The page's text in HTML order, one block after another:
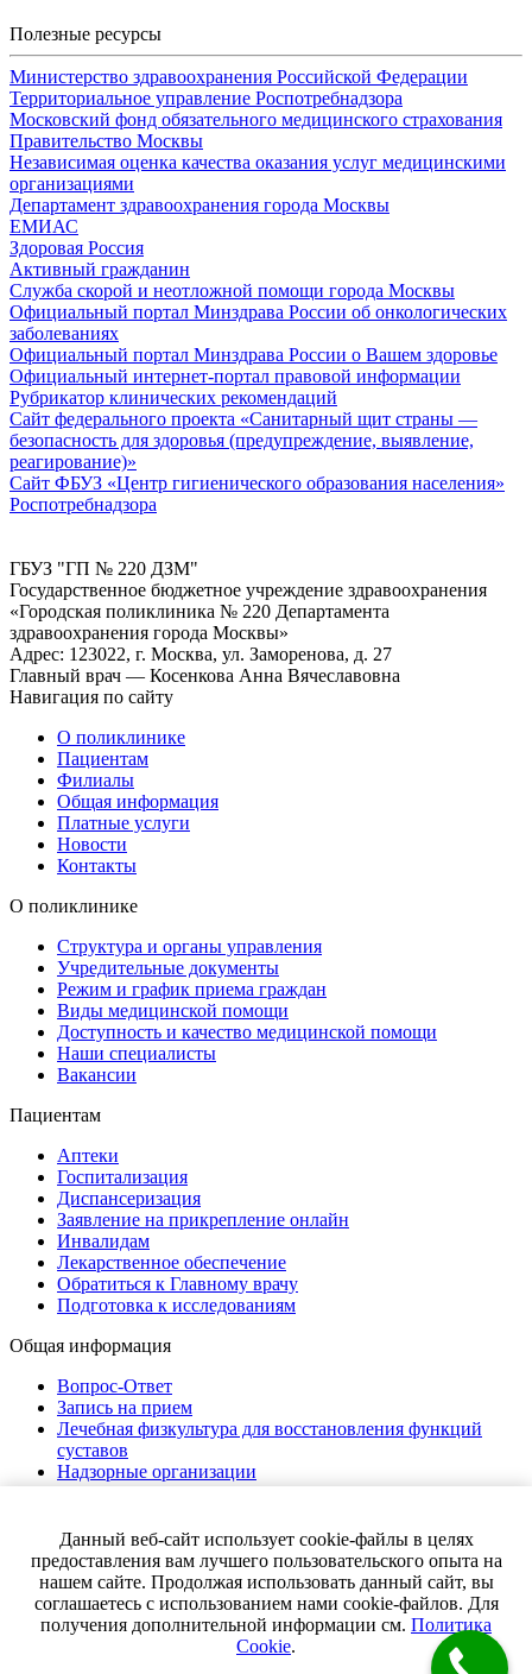
Полезные ресурсы
Министерство здравоохранения Российской Федерации
Территориальное управление Роспотребнадзора
Московский фонд обязательного медицинского страхования
Правительство Москвы
Независимая оценка качества оказания услуг медицинскими
организациями
Департамент здравоохранения города Москвы
ЕМИАС
Здоровая Россия
Активный гражданин
Служба скорой и неотложной помощи города Москвы
Официальный портал Минздрава России об онкологических
заболеваниях
Официальный портал Минздрава России о Вашем здоровье
Официальный интернет-портал правовой информации
Рубрикатор клинических рекомендаций
Сайт федерального проекта «Санитарный щит страны —
безопасность для здоровья (предупреждение, выявление,
реагирование)»
Сайт ФБУЗ «Центр гигиенического образования населения»
Роспотребнадзора
ГБУЗ "ГП № 220 ДЗМ"
Государственное бюджетное учреждение здравоохранения
«Городская поликлиника № 220 Департамента
здравоохранения города Москвы»
Адрес: 123022, г. Москва, ул. Заморенова, д. 27
Главный врач — Косенкова Анна Вячеславовна
Навигация по сайту
О поликлинике
Пациентам
Филиалы
Общая информация
Платные услуги
Новости
Контакты
О поликлинике
Структура и органы управления
Учредительные документы
Режим и график приема граждан
Виды медицинской помощи
Доступность и качество медицинской помощи
Наши специалисты
Вакансии
Пациентам
Аптеки
Госпитализация
Диспансеризация
Заявление на прикрепление онлайн
Инвалидам
Лекарственное обеспечение
Обратиться к Главному врачу
Подготовка к исследованиям
Общая информация
Вопрос-Ответ
Запись на прием
Лечебная физкультура для восстановления функций
суставов
Надзорные организации
Нормативно-правовая документация
Страховые компании
Правила внутреннего распорядка
Помощь в рамках ОМС
Права и обязанности граждан
© 2026 Городская поликлиника №220. Все права защищены
Данный веб-сайт использует cookie-файлы в целях
предоставления вам лучшего пользовательского опыта на
нашем сайте. Продолжая использовать данный сайт, вы
соглашаетесь с использованием нами cookie-файлов. Для
получения дополнительной информации см. Политика
Cookie.